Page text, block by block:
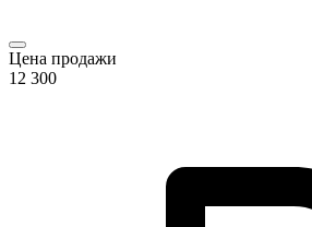
Цена продажи
12 300